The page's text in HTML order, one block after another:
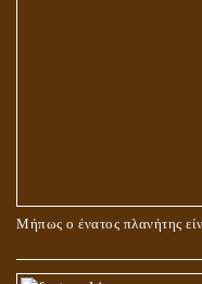
Μήπως ο ένατος πλανήτης